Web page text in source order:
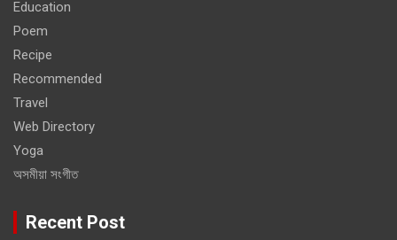
Education
Poem
Recipe
Recommended
Travel
Web Directory
Yoga
অসমীয়া সংগীত
Recent Post